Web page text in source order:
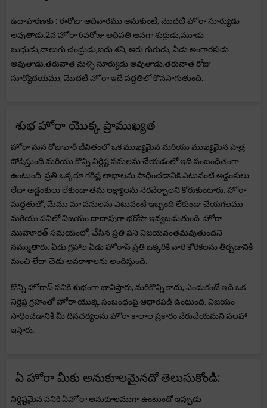
ఉదాహరణకు : ఈరోజు ఆదివారము అనుకుంటే, మొదటి హోరా సూర్యుడు
అవుతాడు.2వ హోరా 6వరోజు అధిపతి అనగా శుక్రుడు,మూడు
బుధుడు,నాలుగు చంద్రుడు,ఐదు శని, ఆరు గురుడు, ఏడు అంగారకుడు
అవుతాడు.తరువాత మళ్ళి సూర్యుడు అవుతాడు.తరువాత రోజు
సూర్యోదయము, మొదటి హోరా ఇదే పద్దతిలో కొనసాగుతుంది.
శుభ హోరా యొక్క ప్రాముఖ్యత
హోరా మన రోజువారీ జీవితంలో ఒక ముఖ్యమైన మరియు ముఖ్యమైన పాత్ర
పోషిస్తుంది మరియు కొన్ని నిర్దిష్ట పనులను చేయడంలో ఇది సంబంధితంగా
ఉంటుంది. ప్రతి ఒక్కరూ గరిష్ట లాభాలను సాధించడానికి ఎటువంటి అడ్డంకులు
లేదా అడ్డంకులు లేకుండా తమ లక్ష్యాలను నెరవేర్చాలని కోరుకుంటారు. హోరా
మద్దతుతో, మేము మా పనులను ఎటువంటి ఇబ్బంది లేకుండా చేయగలము
మరియు పనిలో విజయం దాదాపుగా భరోసా ఇవ్వబడుతుంది. హోరా
ముహూరత్ సమయంలో, చేసిన ప్రతి పని విజయవంతమవుతుందని
నమ్ముతారు. ఏడు గ్రహాల ఏడు హోరాస్ ప్రతి ఒక్కరికీ వారి కోరికలను తీర్చడానికి
మంచి లేదా చెడు అవకాశాలను అందిస్తుంది.
కొన్ని హోరాస్ పనికి శుభంగా భావిస్తారు, మరికొన్ని కాదు, ఎందుకంటే ఇది ఒక
నిర్దిష్ట గ్రహంతో హోరా యొక్క సంబంధంపై ఆధారపడి ఉంటుంది. విజయం
సాధించడానికి మీ దినచర్యలను హోరా కాలాల ప్రకారం వేరుచేయమని సలహా
ఇస్తారు.
ఏ హోరా మీకు అనుకూలమైనదో తెలుసుకోండి:
నిర్దిష్టమైన పనికి ఏహోరా అనుకూలముగా ఉంటుందో ఇప్పుడు